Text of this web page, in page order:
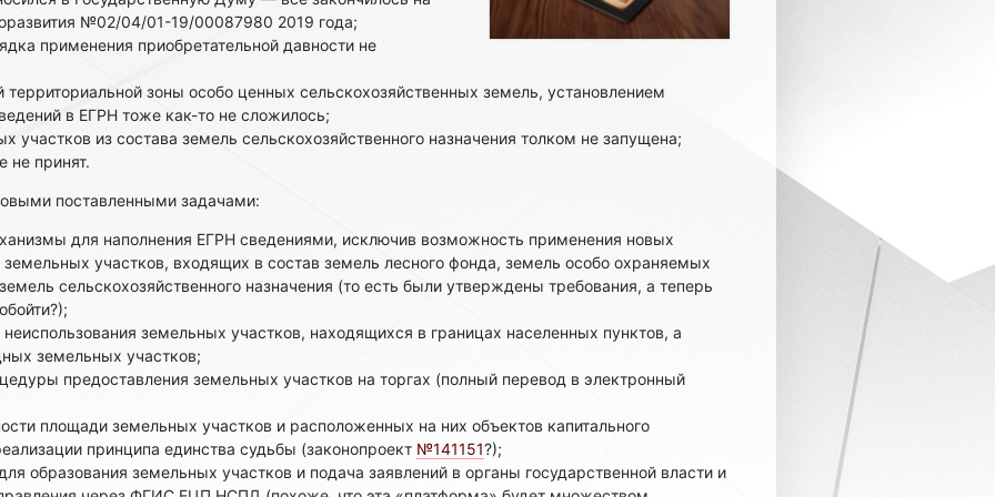
№02/04/01-19/00087980 2019 года;
применения приобретательной давности не
зоны особо ценных сельскохозяйственных земель, установлением
в ЕГРН тоже как-то не сложилось;
участков из состава земель сельскохозяйственного назначения толком не запущена;
не принят.
поставленными задачами:
для наполнения ЕГРН сведениями, исключив возможность применения новых
земельных участков, входящих в состав земель лесного фонда, земель особо охраняемых
сельскохозяйственного назначения (то есть были утверждены требования, а теперь
земельных участков, находящихся в границах населенных пунктов, а
земельных участков;
предоставления земельных участков на торгах (полный перевод в электронный
площади земельных участков и расположенных на них объектов капитального
принципа единства судьбы (законопроект №141151?);
образования земельных участков и подача заявлений в органы государственной власти и